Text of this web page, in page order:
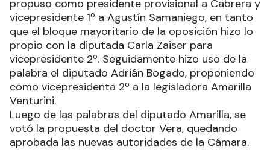
propuso como presidente provisional a Cabrera y
vicepresidente 1º a Agustín Samaniego, en tanto
que el bloque mayoritario de la oposición hizo lo
propio con la diputada Carla Zaiser para
vicepresidente 2º. Seguidamente hizo uso de la
palabra el diputado Adrián Bogado, proponiendo
como vicepresidenta 2º a la legisladora Amarilla
Venturini.
Luego de las palabras del diputado Amarilla, se
votó la propuesta del doctor Vera, quedando
aprobada las nuevas autoridades de la Cámara.